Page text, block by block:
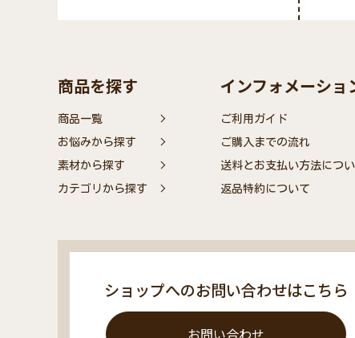
商品を探す
商品一覧
お悩みから探す
素材から探す
カテゴリから探す
インフォメーショ
ご利用ガイド
ご購入までの流れ
送料とお支払い方法につ
返品特約について
ショップへのお問い合わせはこちら
お問い合わせ